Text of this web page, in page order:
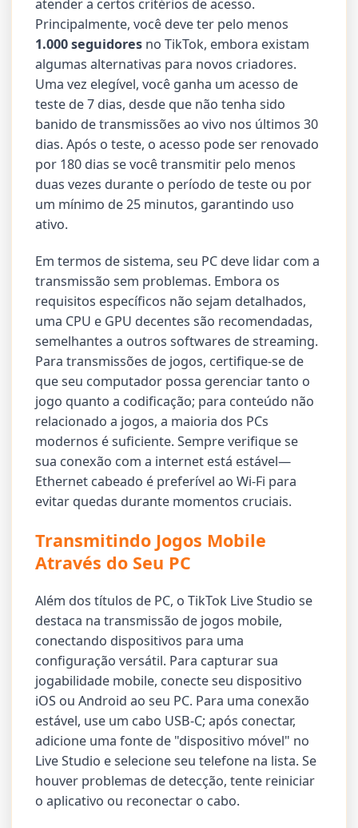
atender a certos critérios de acesso.
Principalmente, você deve ter pelo menos
1.000 seguidores no TikTok, embora existam
algumas alternativas para novos criadores.
Uma vez elegível, você ganha um acesso de
teste de 7 dias, desde que não tenha sido
banido de transmissões ao vivo nos últimos 30
dias. Após o teste, o acesso pode ser renovado
por 180 dias se você transmitir pelo menos
duas vezes durante o período de teste ou por
um mínimo de 25 minutos, garantindo uso
ativo.
Em termos de sistema, seu PC deve lidar com a
transmissão sem problemas. Embora os
requisitos específicos não sejam detalhados,
uma CPU e GPU decentes são recomendadas,
semelhantes a outros softwares de streaming.
Para transmissões de jogos, certifique-se de
que seu computador possa gerenciar tanto o
jogo quanto a codificação; para conteúdo não
relacionado a jogos, a maioria dos PCs
modernos é suficiente. Sempre verifique se
sua conexão com a internet está estável—
Ethernet cabeado é preferível ao Wi-Fi para
evitar quedas durante momentos cruciais.
Transmitindo Jogos Mobile
Através do Seu PC
Além dos títulos de PC, o TikTok Live Studio se
destaca na transmissão de jogos mobile,
conectando dispositivos para uma
configuração versátil. Para capturar sua
jogabilidade mobile, conecte seu dispositivo
iOS ou Android ao seu PC. Para uma conexão
estável, use um cabo USB-C; após conectar,
adicione uma fonte de "dispositivo móvel" no
Live Studio e selecione seu telefone na lista. Se
houver problemas de detecção, tente reiniciar
o aplicativo ou reconectar o cabo.